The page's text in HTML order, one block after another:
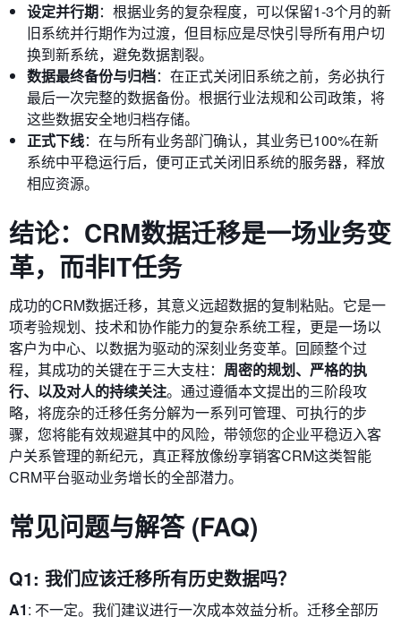
设定并行期：根据业务的复杂程度，可以保留1-3个月的新
旧系统并行期作为过渡，但目标应是尽快引导所有用户切
换到新系统，避免数据割裂。
数据最终备份与归档：在正式关闭旧系统之前，务必执行
最后一次完整的数据备份。根据行业法规和公司政策，将
这些数据安全地归档存储。
正式下线：在与所有业务部门确认，其业务已100%在新
系统中平稳运行后，便可正式关闭旧系统的服务器，释放
相应资源。
结论：CRM数据迁移是一场业务变
革，而非IT任务
成功的CRM数据迁移，其意义远超数据的复制粘贴。它是一
项考验规划、技术和协作能力的复杂系统工程，更是一场以
客户为中心、以数据为驱动的深刻业务变革。回顾整个过
程，其成功的关键在于三大支柱： 周密的规划、严格的执
行、以及对人的持续关注。通过遵循本文提出的三阶段攻
略，将庞杂的迁移任务分解为一系列可管理、可执行的步
骤，您将能有效规避其中的风险，带领您的企业平稳迈入客
户关系管理的新纪元，真正释放像纷享销客CRM这类智能
CRM平台驱动业务增长的全部潜力。
常见问题与解答 (FAQ)
Q1: 我们应该迁移所有历史数据吗？
A1: 不一定。我们建议进行一次成本效益分析。迁移全部历